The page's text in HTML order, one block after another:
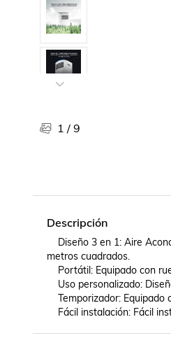
Libros, revistas y comics
Películas, series de tv y música
Otras categorías
Bebidas
1 / 9
Descripción
metros cuadrados.